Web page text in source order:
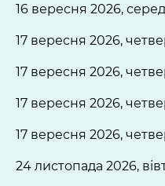
16 вересня 2026,
17 вересня 2026,
17 вересня 2026,
17 вересня 2026,
17 вересня 2026,
24 листопада 2026,